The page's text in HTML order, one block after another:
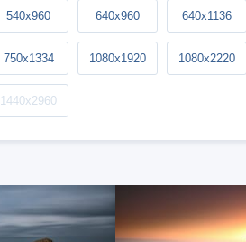
540x960 640x960 640x1136
750x1334 1080x1920 1080x2220
1440x2960